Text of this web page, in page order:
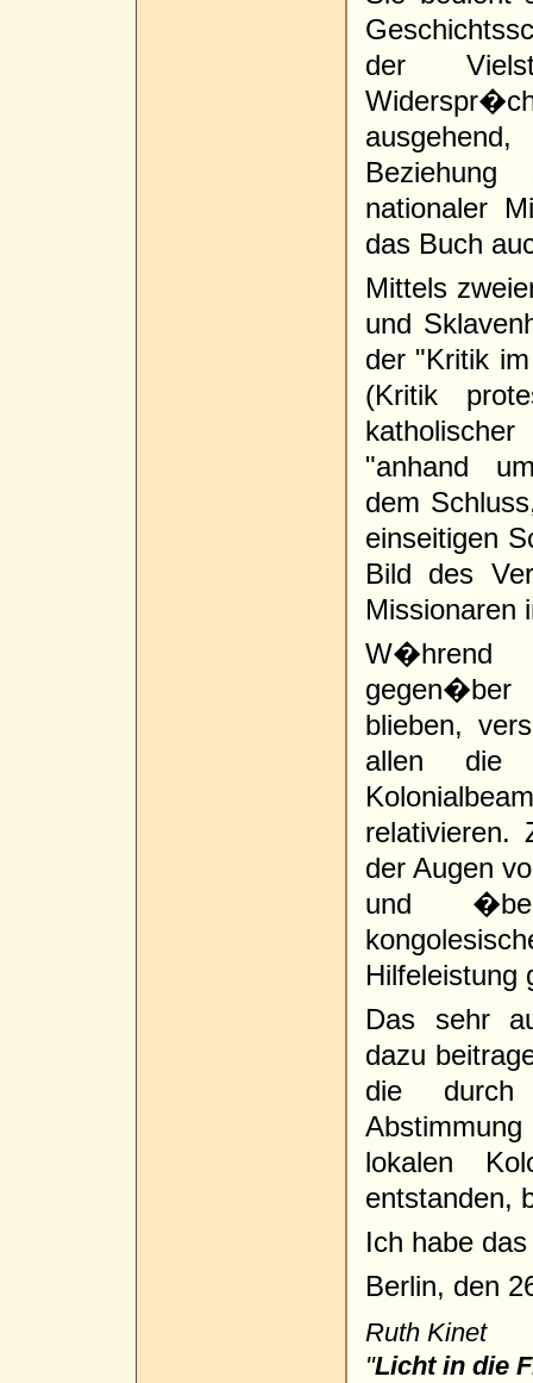
der
nationaler
das Buch
Mittels
und
der "Kritik
(Kritik
"anhand
dem
einseitigen
Bild des
Missionaren
W�hrend
gegen�ber
blieben,
allen die
der Augen
und
Hilfeleistung
Das sehr
dazu
die durch
lokalen
entstanden,
Ich habe
Berlin, den
Ruth Kinet
"Licht in die